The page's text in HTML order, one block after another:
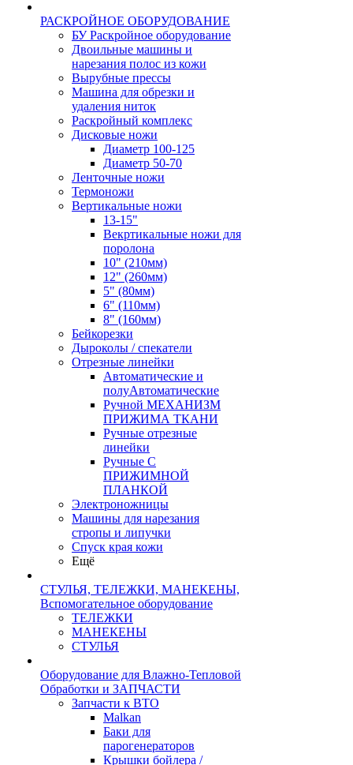
РАСКРОЙНОЕ ОБОРУДОВАНИЕ
БУ Раскройное оборудование
Двоильные машины и
нарезания полос из кожи
Вырубные прессы
Машина для обрезки и
удаления ниток
Раскройный комплекс
Дисковые ножи
Диаметр 100-125
Диаметр 50-70
Ленточные ножи
Термоножи
Вертикальные ножи
13-15"
Векртикальные ножи для
поролона
10" (210мм)
12" (260мм)
5" (80мм)
6" (110мм)
8" (160мм)
Бейкорезки
Дыроколы / спекатели
Отрезные линейки
Автоматические и
полуАвтоматические
Ручной МЕХАНИЗМ
ПРИЖИМА ТКАНИ
Ручные отрезные
линейки
Ручные С
ПРИЖИМНОЙ
ПЛАНКОЙ
Электроножницы
Машины для нарезания
стропы и липучки
Спуск края кожи
Ещё
СТУЛЬЯ, ТЕЛЕЖКИ, МАНЕКЕНЫ,
Вспомогательное оборудование
ТЕЛЕЖКИ
МАНЕКЕНЫ
СТУЛЬЯ
Оборудование для Влажно-Тепловой
Обработки и ЗАПЧАСТИ
Запчасти к ВТО
Malkan
Баки для
парогенераторов
Крышки бойлера /